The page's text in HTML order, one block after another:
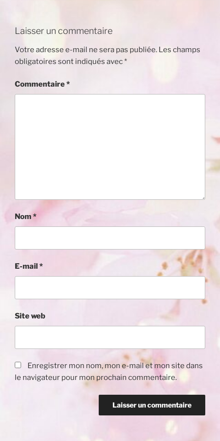
Laisser un commentaire
Votre adresse e-mail ne sera pas publiée. Les champs
obligatoires sont indiqués avec*
Commentaire*
Nom*
E-mail *
Site web
Enregistrer mon nom, mon e-mail et mon site dans
le navigateur pour mon prochain commentaire.